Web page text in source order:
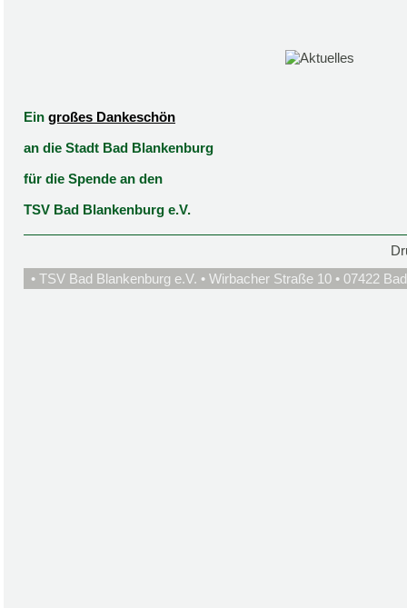
Ein großes Dankeschön
an die Stadt Bad Blankenburg
für die Spende an den
TSV Bad Blankenburg e.V.
• TSV Bad Blankenburg e.V. • Wirbacher Straße 10 • 07422